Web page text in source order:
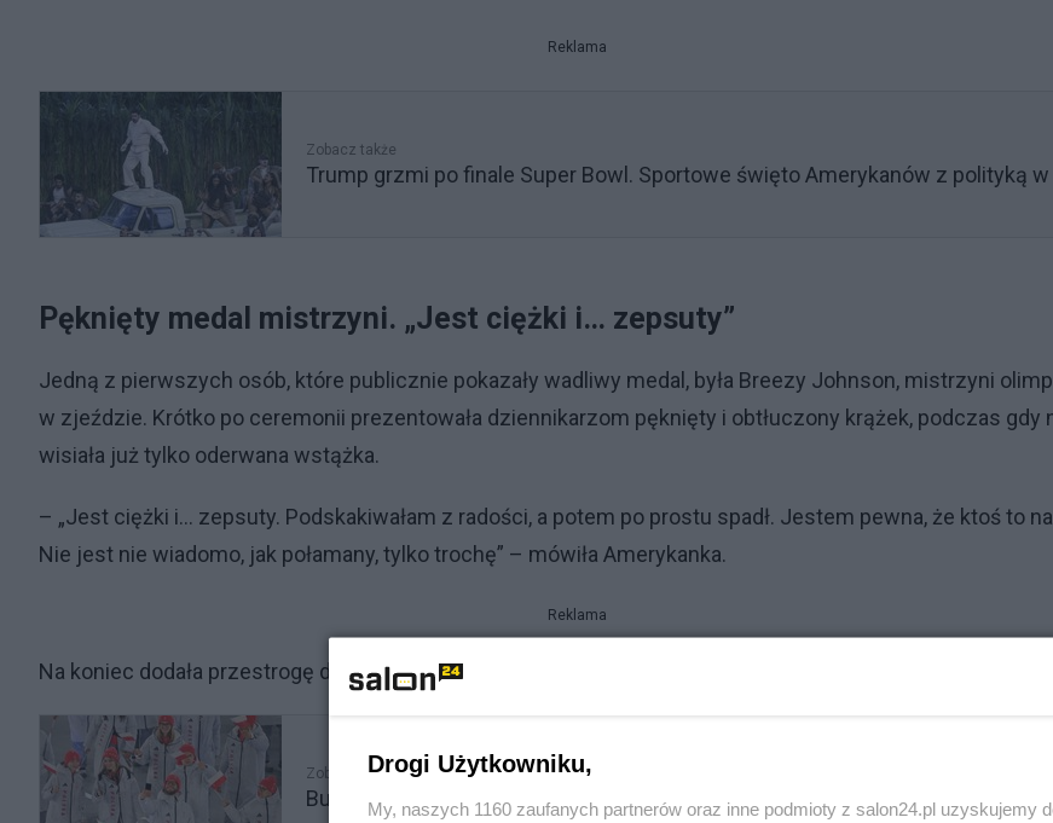
Reklama
Zobacz także
Trump grzmi po finale Super Bowl. Sportowe święto Amerykanów z polityką
Pęknięty medal mistrzyni. „Jest ciężki i… zepsuty”
Jedną z pierwszych osób, które publicznie pokazały wadliwy medal, była Breezy Johnson, mistrzyni
w zjeździe. Krótko po ceremonii prezentowała dziennikarzom pęknięty i obtłuczony krążek, podczas gdy
wisiała już tylko oderwana wstążka.
– „Jest ciężki i… zepsuty. Podskakiwałam z radości, a potem po prostu spadł. Jestem pewna, że ktoś to
Nie jest nie wiadomo, jak połamany, tylko trochę” – mówiła Amerykanka.
Reklama
Na koniec dodała przestrogę dla innych medalistów: – „Nie skaczcie z nimi na szyi”.
Zobacz także
Burza wokół strojów polskich olimpijczyków. Dlaczego Adidas, a nie 4F?
Drogi Użytkowniku,
My, naszych 1160 zaufanych partnerów oraz inne podmioty z salon24.pl uzyskujemy